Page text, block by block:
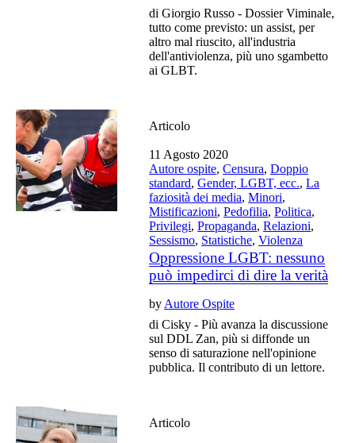
di Giorgio Russo - Dossier Viminale,
tutto come previsto: un assist, per
altro mal riuscito, all'industria
dell'antiviolenza, più uno sgambetto
ai GLBT.
Articolo
11 Agosto 2020
Autore ospite,Censura,Doppio
standard,Gender, LGBT, ecc.,La
faziosità dei media,Minori,
Mistificazioni,Pedofilia,Politica,
Privilegi,Propaganda,Relazioni,
Sessismo, Statistiche,Violenza
Oppressione LGBT: nessuno
può impedirci di dire la verità
by Autore Ospite
di Cisky - Più avanza la discussione
sul DDL Zan, più si diffonde un
senso di saturazione nell'opinione
pubblica. Il contributo di un lettore.
Articolo